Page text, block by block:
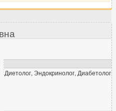
Диетолог, Эндокринолог, Диабетолог